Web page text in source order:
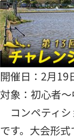
開催日：2月
対象：初心者
コンペティシ
です。大会形